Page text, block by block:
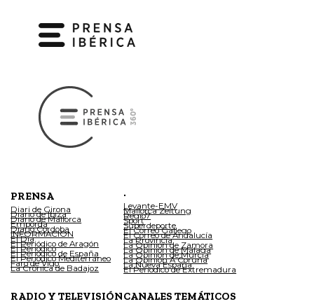
PRENSA
Diari de Girona
Diario de Ibiza
Diario de Mallorca
Empordà
Diario Córdoba
INFORMACIÓN
El Día
El Periódico de Aragón
El Periódico
El Periódico de España
El Periódico Mediterráneo
Faro de Vigo
La Crónica de Badajoz
.
Levante-EMV
Mallorca Zeitung
Regio7
Sport
Superdeporte
El Correo Gallego
El Correo de Andalucía
La Provincia
La Opinión de Zamora
La Opinión de Málaga
La Opinión de Murcia
La Opinión A Coruña
La Nueva España
El Periódico de Extremadura
RADIO Y TELEVISIÓNCANALES TEMÁTICOS